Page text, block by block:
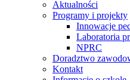
Aktualności
Programy i projekty
Innowacje
Laboratoria
NPRC
Doradztwo
Kontakt